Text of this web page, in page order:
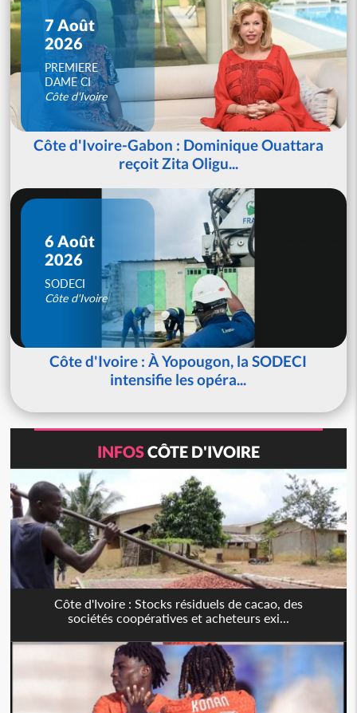
7 Août
2026
PREMIERE
DAME CI
Côte d'Ivoire
Côte d'Ivoire-Gabon : Dominique Ouattara
reçoit Zita Oligu...
6 Août
2026
SODECI
Côte d'Ivoire
Côte d'Ivoire : À Yopougon, la SODECI
intensifie les opéra...
INFOSCÔTE D'IVOIRE
Côte d'Ivoire : Stocks résiduels de cacao, des
sociétés coopératives et acheteurs exi...